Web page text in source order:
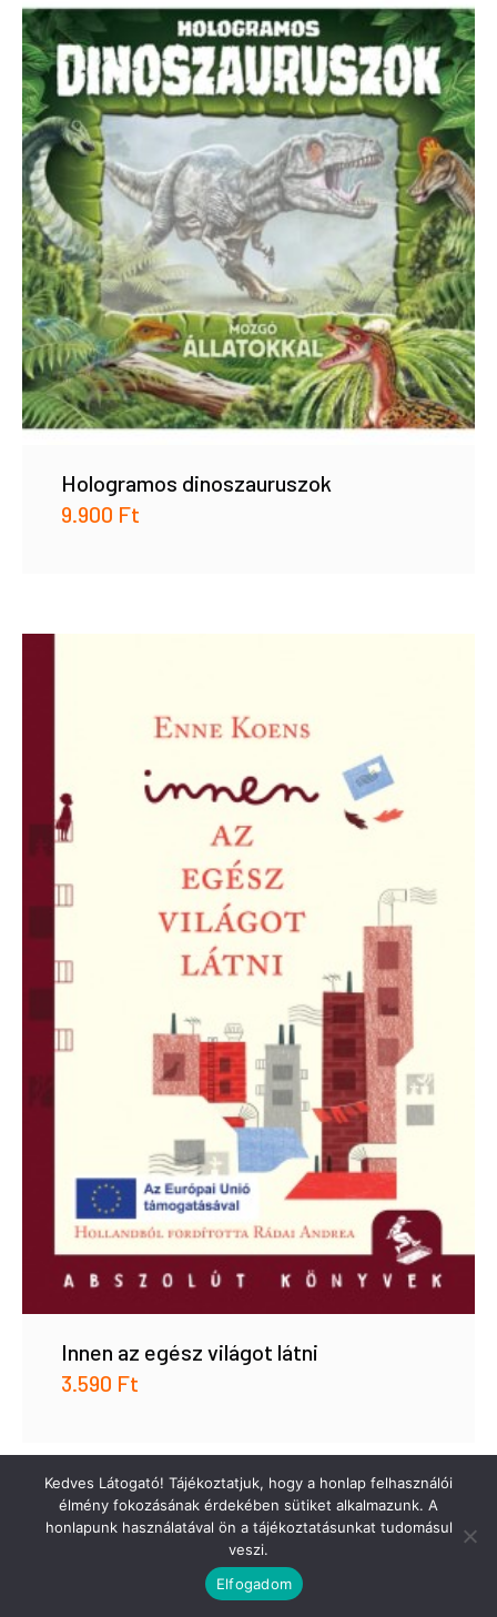
Hologramos dinoszauruszok
9.900 Ft
Innen az egész világot látni
3.590 Ft
Kedves Látogató! Tájékoztatjuk, hogy a honlap felhasználói
élmény fokozásának érdekében sütiket alkalmazunk. A
honlapunk használatával ön a tájékoztatásunkat tudomásul
veszi.
Elfogadom